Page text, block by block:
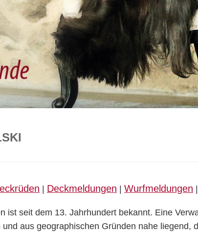
| Deckmeldungen | Wurfmeldungen |
ist seit dem 13. Jahrhundert bekannt. Eine
aus geographischen Gründen nahe